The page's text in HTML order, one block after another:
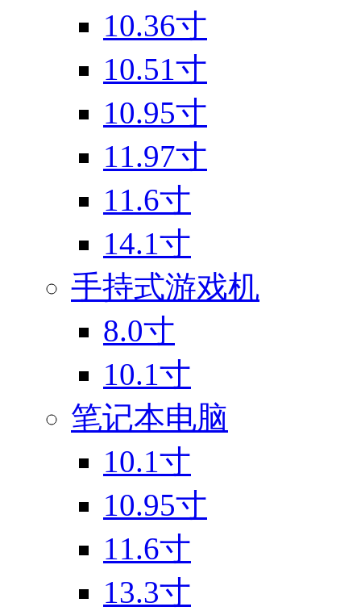
10.36寸
10.51寸
10.95寸
11.97寸
11.6寸
14.1寸
手持式游戏机
8.0寸
10.1寸
笔记本电脑
10.1寸
10.95寸
11.6寸
13.3寸